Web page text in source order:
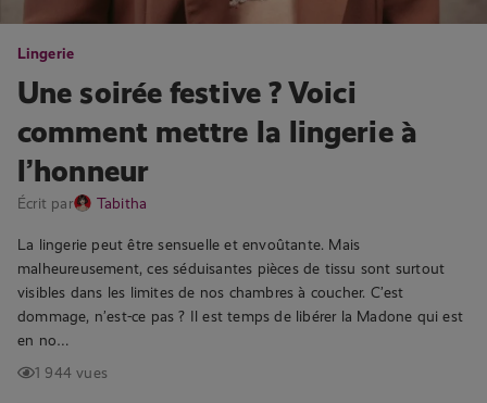
Lingerie
Une soirée festive ? Voici
comment mettre la lingerie à
l’honneur
Écrit par Tabitha
La lingerie peut être sensuelle et envoûtante. Mais
malheureusement, ces séduisantes pièces de tissu sont surtout
visibles dans les limites de nos chambres à coucher. C’est
dommage, n’est-ce pas ? Il est temps de libérer la Madone qui est
en no…
1 944 vues